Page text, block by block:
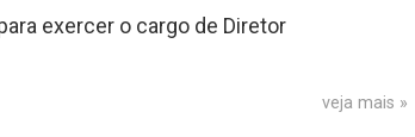
exercer o cargo de Diretor
veja mais